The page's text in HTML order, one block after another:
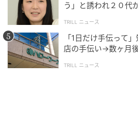
う」と誘われ２０代
TRILL ニュース
「1日だけ手伝って
店の手伝い→数ヶ月
TRILL ニュース